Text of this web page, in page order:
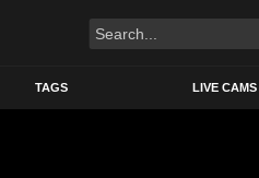
TAGS LIVE CAMS